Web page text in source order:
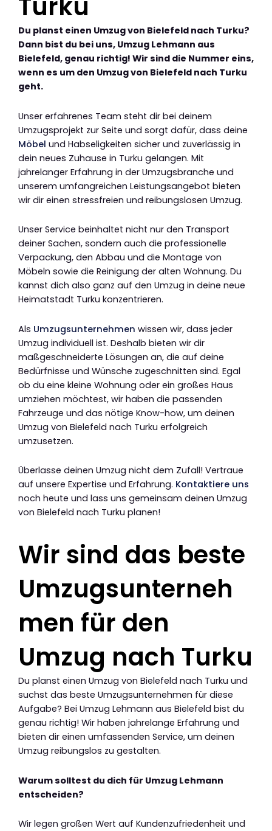
Turku
Du planst einen Umzug von Bielefeld nach Turku?
Dann bist du bei uns, Umzug Lehmann aus
Bielefeld, genau richtig! Wir sind die Nummer eins,
wenn es um den Umzug von Bielefeld nach Turku
geht.
Unser erfahrenes Team steht dir bei deinem
Umzugsprojekt zur Seite und sorgt dafür, dass deine
Möbel und Habseligkeiten sicher und zuverlässig in
dein neues Zuhause in Turku gelangen. Mit
jahrelanger Erfahrung in der Umzugsbranche und
unserem umfangreichen Leistungsangebot bieten
wir dir einen stressfreien und reibungslosen Umzug.
Unser Service beinhaltet nicht nur den Transport
deiner Sachen, sondern auch die professionelle
Verpackung, den Abbau und die Montage von
Möbeln sowie die Reinigung der alten Wohnung. Du
kannst dich also ganz auf den Umzug in deine neue
Heimatstadt Turku konzentrieren.
Als Umzugsunternehmen wissen wir, dass jeder
Umzug individuell ist. Deshalb bieten wir dir
maßgeschneiderte Lösungen an, die auf deine
Bedürfnisse und Wünsche zugeschnitten sind. Egal
ob du eine kleine Wohnung oder ein großes Haus
umziehen möchtest, wir haben die passenden
Fahrzeuge und das nötige Know-how, um deinen
Umzug von Bielefeld nach Turku erfolgreich
umzusetzen.
Überlasse deinen Umzug nicht dem Zufall! Vertraue
auf unsere Expertise und Erfahrung. Kontaktiere uns
noch heute und lass uns gemeinsam deinen Umzug
von Bielefeld nach Turku planen!
Wir sind das beste
Umzugsunterneh
men für den
Umzug nach Turku
Du planst einen Umzug von Bielefeld nach Turku und
suchst das beste Umzugsunternehmen für diese
Aufgabe? Bei Umzug Lehmann aus Bielefeld bist du
genau richtig! Wir haben jahrelange Erfahrung und
bieten dir einen umfassenden Service, um deinen
Umzug reibungslos zu gestalten.
Warum solltest du dich für Umzug Lehmann
entscheiden?
Wir legen großen Wert auf Kundenzufriedenheit und